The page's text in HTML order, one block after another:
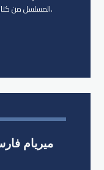
المسلسل من كتابة نادين جابر وبلال شحادات وإخراج فيليب أسمر.
ميريام